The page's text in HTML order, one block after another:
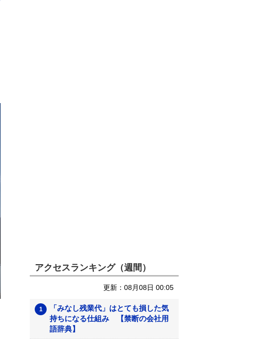
アクセスランキング（週間）
更新：08月08日 00:05
「みなし残業代」はとても損した気
持ちになる仕組み 【禁断の会社用
語辞典】